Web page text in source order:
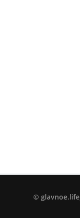
© glavnoe.life